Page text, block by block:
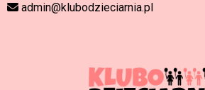
admin@klubodzieciarnia.pl